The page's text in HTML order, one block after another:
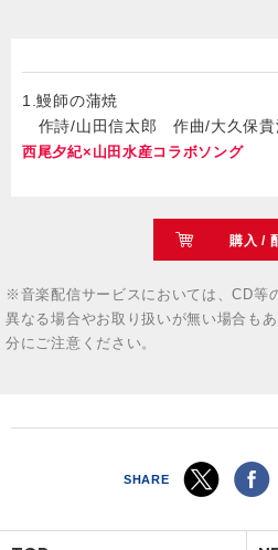
1.鰻師の蒲焼
作詩/山田信太郎 作曲/大久保貴
西尾夕紀×山田水産コラボソング
購入 /
※音楽配信サービスにおいては、CD等
異なる場合やお取り扱いが無い場合も
分にご注意ください。
SHARE